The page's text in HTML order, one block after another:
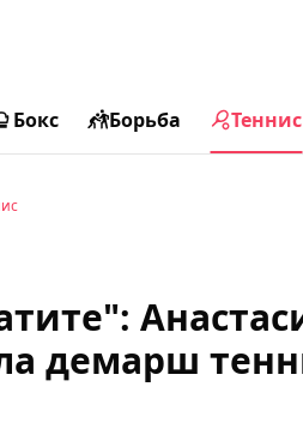
Бокс Борьба Теннис
демарш